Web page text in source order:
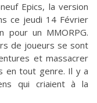
Epics, la version
ce jeudi 14 Février
pour un MMORPG.
de joueurs se sont
et massacrer
en tout genre. Il y a
qui criaient à la